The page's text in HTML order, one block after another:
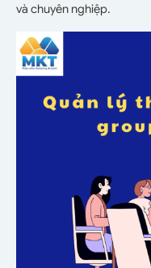
và chuyên nghiệp.